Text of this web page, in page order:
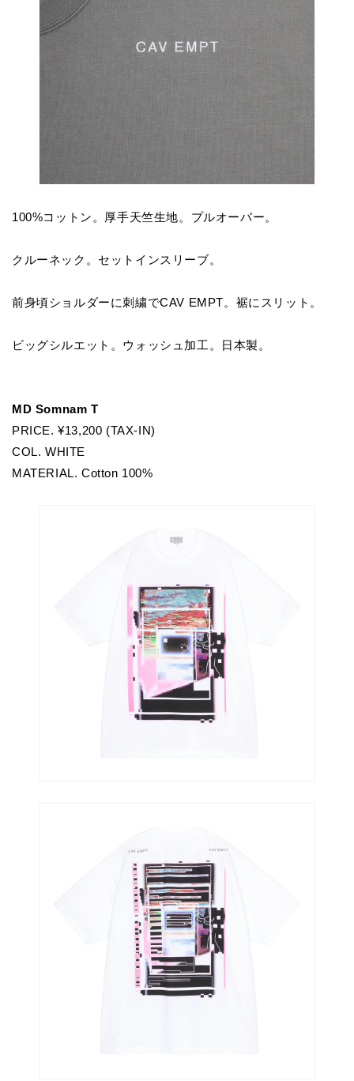
100%コットン。厚手天竺生地。プルオーバー。
クルーネック。セットインスリーブ。
前身頃ショルダーに刺繍でCAV EMPT。裾にスリット。
ビッグシルエット。ウォッシュ加工。日本製。
MD Somnam T
PRICE. ¥13,200 (TAX-IN)
COL. WHITE
MATERIAL. Cotton 100%